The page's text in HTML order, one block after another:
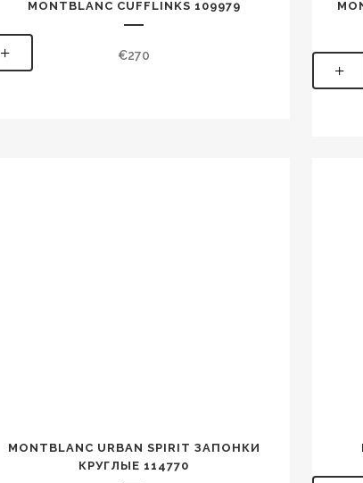
MONTBLANC CUFFLINKS 109979
€270
+
+
MONTBLANC URBAN SPIRIT ЗАПОНКИ
КРУГЛЫЕ 114770